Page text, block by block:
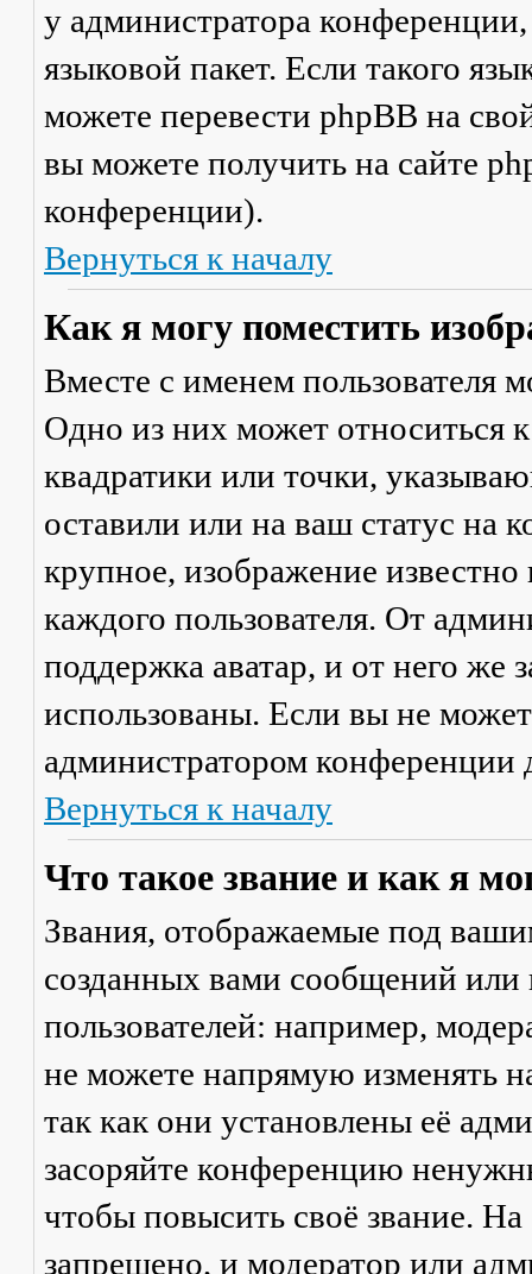
у администратора
языковой пакет. Если такого
можете перевести phpBB на
вы можете получить на сайте
конференции).
Вернуться к началу
Как я могу поместить
Вместе с именем пользователя
Одно из них может относиться
квадратики или точки,
оставили или на ваш статус на
крупное, изображение
каждого пользователя. От
поддержка аватар, и от него же
использованы. Если вы не
администратором конференции
Вернуться к началу
Что такое звание и как я
Звания, отображаемые под
созданных вами сообщений
пользователей: например,
не можете напрямую изменять
так как они установлены её
засоряйте конференцию
чтобы повысить своё звание.
запрещено, и модератор или